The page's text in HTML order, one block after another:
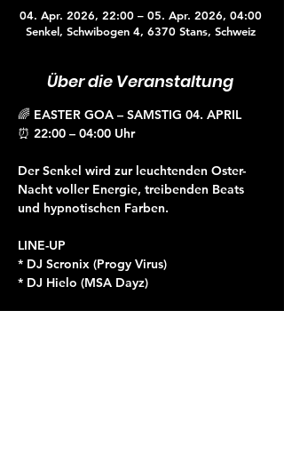
04. Apr. 2026, 22:00 – 05. Apr. 2026, 04:00
Senkel, Schwibogen 4, 6370 Stans, Schweiz
Über die Veranstaltung
🌈 EASTER GOA – SAMSTIG 04. APRIL
⏰ 22:00 – 04:00 Uhr
Der Senkel wird zur leuchtenden Oster-
Nacht voller Energie, treibenden Beats
und hypnotischen Farben.
LINE-UP
* DJ Scronix (Progy Virus)
* DJ Hielo (MSA Dayz)